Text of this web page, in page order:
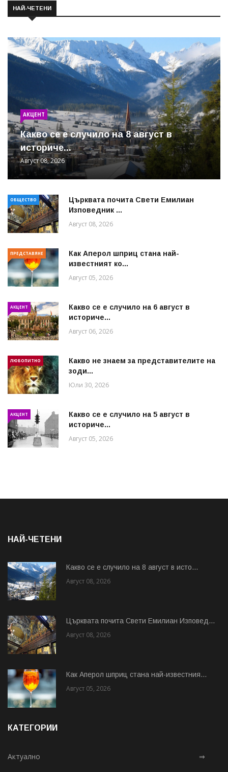
НАЙ-ЧЕТЕНИ
АКЦЕНТ
Какво се е случило на 8 август в
историче...
Август 08, 2026
ОБЩЕСТВО
Църквата почита Свeти Емилиан
Изповедник ...
Август 08, 2026
ПРЕДСТАВЯНЕ
Как Аперол шприц стана най-
известният ко...
Август 05, 2026
АКЦЕНТ
Какво се е случило на 6 август в
историче...
Август 06, 2026
ЛЮБОПИТНО
Какво не знаем за представителите на
зоди...
Юли 30, 2026
АКЦЕНТ
Какво се е случило на 5 август в
историче...
Август 05, 2026
НАЙ-ЧЕТЕНИ
Какво се е случило на 8 август в исто...
Август 08, 2026
Църквата почита Свeти Емилиан Изповед...
Август 08, 2026
Как Аперол шприц стана най-известния...
Август 05, 2026
КАТЕГОРИИ
Актуално ⇒